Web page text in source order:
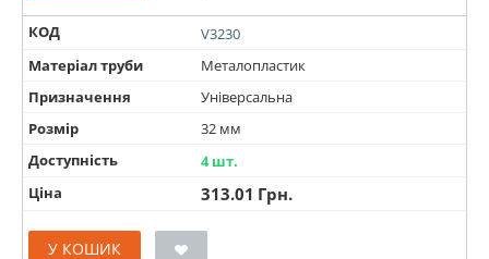
КОД
V3230
Матеріал труби
Металопластик
Призначення
Універсальна
Розмір
32 мм
Доступність
4 шт.
Ціна
313.01 Грн.
У КОШИК